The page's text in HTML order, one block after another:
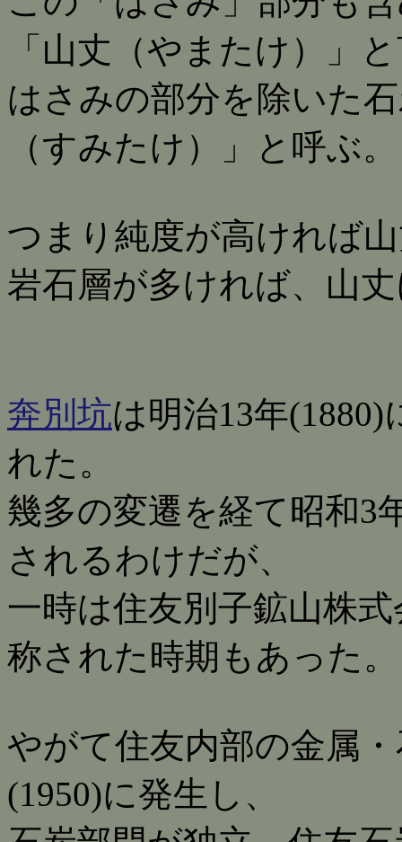
「山丈（やまたけ）」
はさみの部分を除いた
（すみたけ）」と呼ぶ。
つまり純度が高ければ
岩石層が多ければ、山
奔別坑は明治13年
れた。
幾多の変遷を経て昭和3
されるわけだが、
一時は住友別子鉱山株
称された時期もあった。
やがて住友内部の金属
(1950)に発生し、